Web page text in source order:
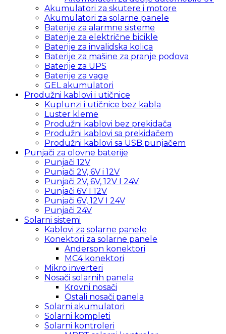
Akumulatori za skutere i motore
Akumulatori za solarne panele
Baterije za alarmne sisteme
Baterije za električne bicikle
Baterije za invalidska kolica
Baterije za mašine za pranje podova
Baterije za UPS
Baterije za vage
GEL akumulatori
Produžni kablovi i utičnice
Kuplunzi i utičnice bez kabla
Luster kleme
Produžni kablovi bez prekidača
Produžni kablovi sa prekidačem
Produžni kablovi sa USB punjačem
Punjači za olovne baterije
Punjači 12V
Punjači 2V, 6V i 12V
Punjači 2V, 6V, 12V I 24V
Punjači 6V I 12V
Punjači 6V, 12V I 24V
Punjači 24V
Solarni sistemi
Kablovi za solarne panele
Konektori za solarne panele
Anderson konektori
MC4 konektori
Mikro inverteri
Nosači solarnih panela
Krovni nosači
Ostali nosači panela
Solarni akumulatori
Solarni kompleti
Solarni kontroleri